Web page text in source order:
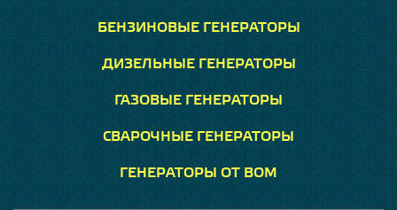
БЕНЗИНОВЫЕ ГЕНЕРАТОРЫ
ДИЗЕЛЬНЫЕ ГЕНЕРАТОРЫ
ГАЗОВЫЕ ГЕНЕРАТОРЫ
СВАРОЧНЫЕ ГЕНЕРАТОРЫ
ГЕНЕРАТОРЫ ОТ ВОМ